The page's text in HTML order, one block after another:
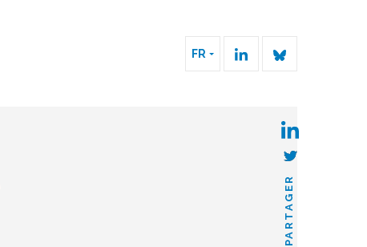
FR
PARTAGER